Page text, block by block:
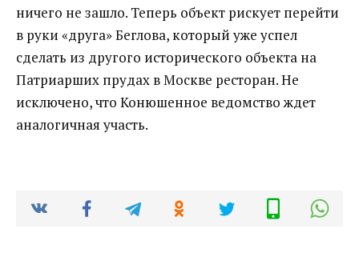
ничего не зашло. Теперь объект рискует перейти
в руки «друга» Беглова, который уже успел
сделать из другого исторического объекта на
Патриарших прудах в Москве ресторан. Не
исключено, что Конюшенное ведомство ждет
аналогичная участь.